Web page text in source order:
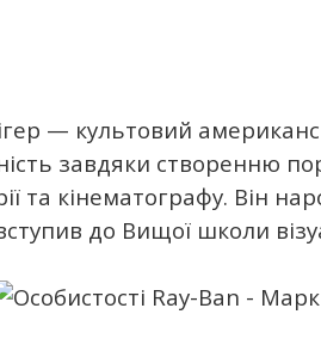
— культовий
завдяки створенню
та кінематографу. Він
до Вищої школи